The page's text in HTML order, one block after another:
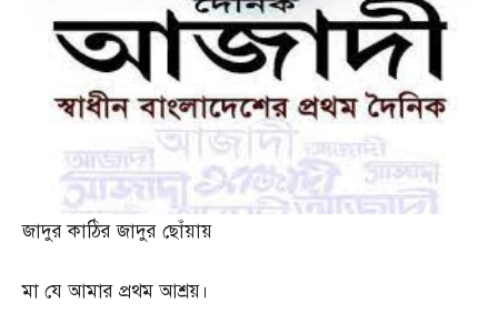
জাদুর কাঠির জাদুর ছোঁয়ায়
মা যে আমার প্রথম আশ্রয়।